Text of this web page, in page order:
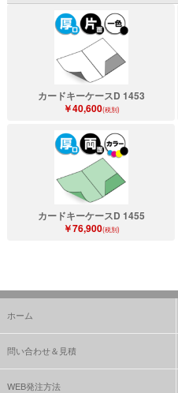
カードキーケースD 1453
￥40,600(税別)
カードキーケースD 1455
￥76,900(税別)
ホーム
問い合わせ＆見積
WEB発注方法